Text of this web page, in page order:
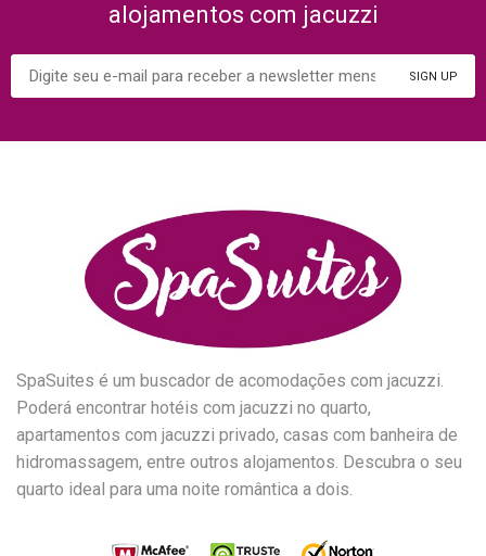
alojamentos com jacuzzi
SpaSuites é um buscador de acomodações com jacuzzi.
Poderá encontrar hotéis com jacuzzi no quarto,
apartamentos com jacuzzi privado, casas com banheira de
hidromassagem, entre outros alojamentos. Descubra o seu
quarto ideal para uma noite romântica a dois.